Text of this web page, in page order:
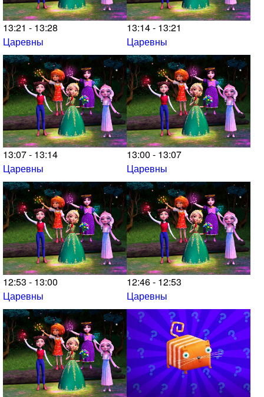
13:21 - 13:28
Царевны
13:14 - 13:21
Царевны
13:07 - 13:14
Царевны
13:00 - 13:07
Царевны
12:53 - 13:00
Царевны
12:46 - 12:53
Царевны